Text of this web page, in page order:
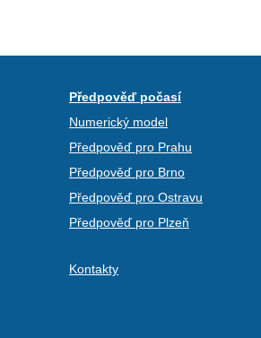
Předpověď počasí
Numerický model
Předpověď pro Prahu
Předpověď pro Brno
Předpověď pro Ostravu
Předpověď pro Plzeň
Kontakty